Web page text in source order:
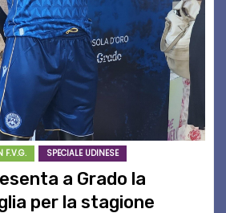
F.V.G. SPECIALE UDINESE
a Grado la
per la stagione